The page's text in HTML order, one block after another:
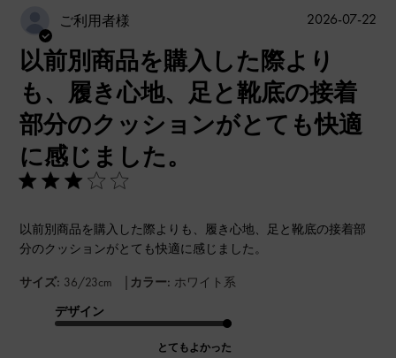
ご利用者様
以前別商品を購入した際より
も、履き心地、足と靴底の接着
部分のクッションがとても快適
に感じました。
以前別商品を購入した際よりも、履き心地、足と靴底の接着部
分のクッションがとても快適に感じました。
サイズ: 36/23cm | カラー: ホワイト系
デザイン
とてもよかった
公
2026-07-22